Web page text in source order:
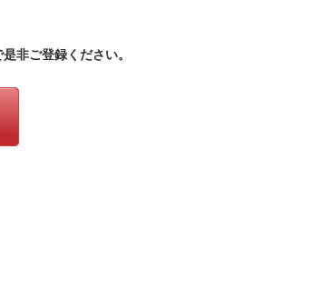
非ご登録ください。